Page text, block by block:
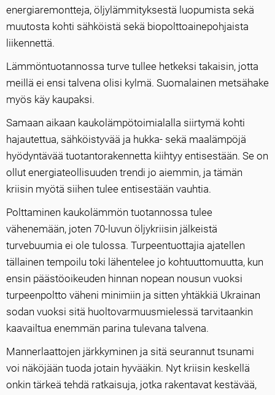
energiaremontteja, öljylämmityksestä luopumista sekä
muutosta kohti sähköistä sekä biopolttoainepohjaista
liikennettä.
Lämmöntuotannossa turve tullee hetkeksi takaisin, jotta
meillä ei ensi talvena olisi kylmä. Suomalainen metsähake
myös käy kaupaksi.
Samaan aikaan kaukolämpötoimialalla siirtymä kohti
hajautettua, sähköistyvää ja hukka- sekä maalämpöjä
hyödyntävää tuotantorakennetta kiihtyy entisestään. Se on
ollut energiateollisuuden trendi jo aiemmin, ja tämän
kriisin myötä siihen tulee entisestään vauhtia.
Polttaminen kaukolämmön tuotannossa tulee
vähenemään, joten 70-luvun öljykriisin jälkeistä
turvebuumia ei ole tulossa. Turpeentuottajia ajatellen
tällainen tempoilu toki lähentelee jo kohtuuttomuutta, kun
ensin päästöoikeuden hinnan nopean nousun vuoksi
turpeenpoltto väheni minimiin ja sitten yhtäkkiä Ukrainan
sodan vuoksi sitä huoltovarmuusmielessä tarvitaankin
kaavailtua enemmän parina tulevana talvena.
Mannerlaattojen järkkyminen ja sitä seurannut tsunami
voi näköjään tuoda jotain hyvääkin. Nyt kriisin keskellä
onkin tärkeä tehdä ratkaisuja, jotka rakentavat kestävää,